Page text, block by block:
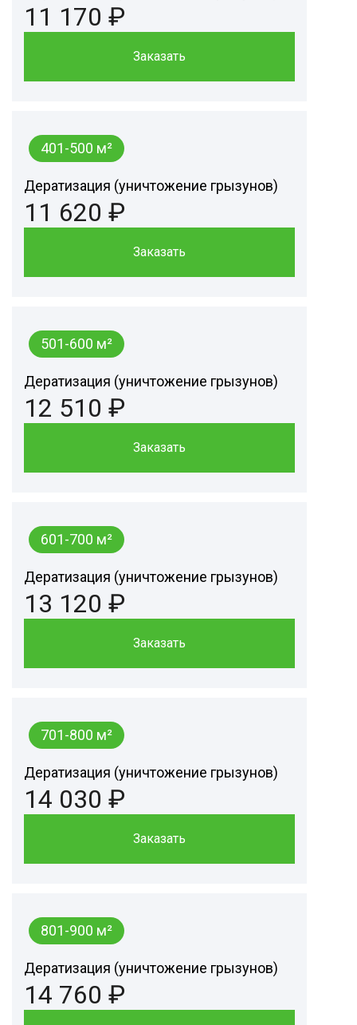
11 170 ₽
Заказать
401-500 м²
Дератизация (уничтожение грызунов)
11 620 ₽
Заказать
501-600 м²
Дератизация (уничтожение грызунов)
12 510 ₽
Заказать
601-700 м²
Дератизация (уничтожение грызунов)
13 120 ₽
Заказать
701-800 м²
Дератизация (уничтожение грызунов)
14 030 ₽
Заказать
801-900 м²
Дератизация (уничтожение грызунов)
14 760 ₽